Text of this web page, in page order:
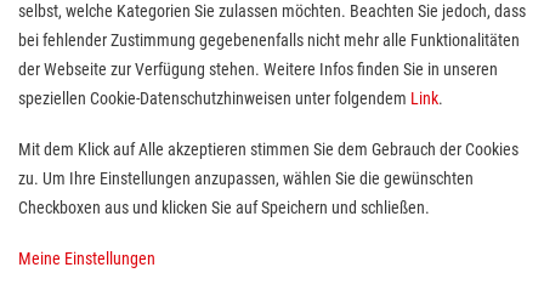
Erste Hilfe Ausbilder/ Honorar
Dozent (m/w/d)
Standort(e):Frankfurt
selbst, welche Kategorien Sie zulassen möchten. Beachten Sie jedoch, dass
bei fehlender Zustimmung gegebenenfalls nicht mehr alle Funktionalitäten
der Webseite zur Verfügung stehen. Weitere Infos finden Sie in unseren
speziellen Cookie-Datenschutzhinweisen unter folgendem Link.
Mit dem Klick auf Alle akzeptieren stimmen Sie dem Gebrauch der Cookies
zu. Um Ihre Einstellungen anzupassen, wählen Sie die gewünschten
Checkboxen aus und klicken Sie auf Speichern und schließen.
Meine Einstellungen